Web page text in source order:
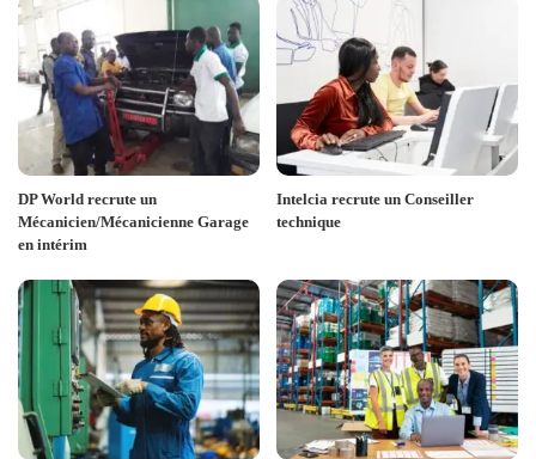
DP World recrute un
Mécanicien/Mécanicienne Garage
en intérim
Intelcia recrute un Conseiller
technique